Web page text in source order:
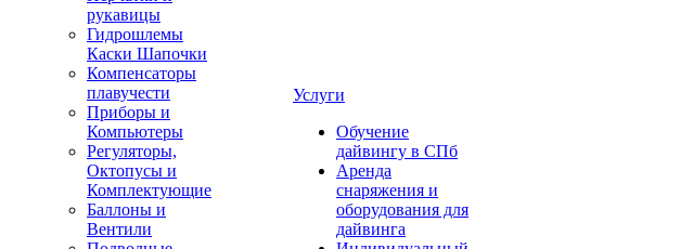
рукавицы
Гидрошлемы
Каски Шапочки
Компенсаторы
плавучести
Приборы и
Компьютеры
Регуляторы,
Октопусы и
Комплектующие
Баллоны и
Вентили
Услуги
Обучение
дайвингу в СПб
Аренда
снаряжения и
оборудования для
дайвинга